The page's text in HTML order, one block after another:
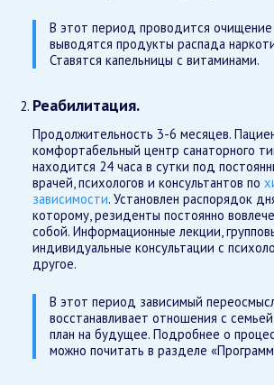
В этот период проводится очищение
выводятся продукты распада
Ставятся капельницы с витаминами.
Реабилитация.
Продолжительность 3-6 месяцев.
комфортабельный центр санаторного
находится 24 часа в сутки под
врачей, психологов и консультантов по
зависимости. Установлен распорядок
которому, резиденты постоянно
собой. Информационные лекции,
индивидуальные консультации с
другое.
В этот период зависимый
восстанавливает отношения с
план на будущее. Подробнее о
можно почитать в разделе